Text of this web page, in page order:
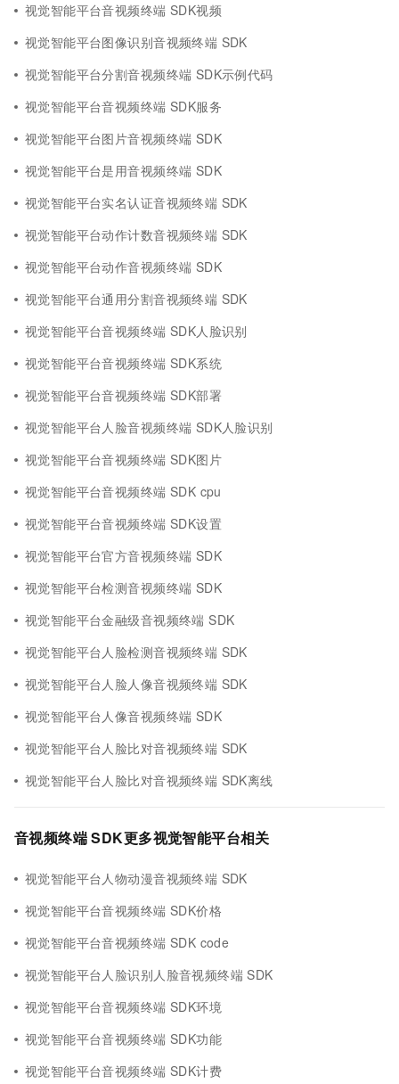
视觉智能平台音视频终端 SDK视频
视觉智能平台图像识别音视频终端 SDK
视觉智能平台分割音视频终端 SDK示例代码
视觉智能平台音视频终端 SDK服务
视觉智能平台图片音视频终端 SDK
视觉智能平台是用音视频终端 SDK
视觉智能平台实名认证音视频终端 SDK
视觉智能平台动作计数音视频终端 SDK
视觉智能平台动作音视频终端 SDK
视觉智能平台通用分割音视频终端 SDK
视觉智能平台音视频终端 SDK人脸识别
视觉智能平台音视频终端 SDK系统
视觉智能平台音视频终端 SDK部署
视觉智能平台人脸音视频终端 SDK人脸识别
视觉智能平台音视频终端 SDK图片
视觉智能平台音视频终端 SDK cpu
视觉智能平台音视频终端 SDK设置
视觉智能平台官方音视频终端 SDK
视觉智能平台检测音视频终端 SDK
视觉智能平台金融级音视频终端 SDK
视觉智能平台人脸检测音视频终端 SDK
视觉智能平台人脸人像音视频终端 SDK
视觉智能平台人像音视频终端 SDK
视觉智能平台人脸比对音视频终端 SDK
视觉智能平台人脸比对音视频终端 SDK离线
音视频终端 SDK更多视觉智能平台相关
视觉智能平台人物动漫音视频终端 SDK
视觉智能平台音视频终端 SDK价格
视觉智能平台音视频终端 SDK code
视觉智能平台人脸识别人脸音视频终端 SDK
视觉智能平台音视频终端 SDK环境
视觉智能平台音视频终端 SDK功能
视觉智能平台音视频终端 SDK计费